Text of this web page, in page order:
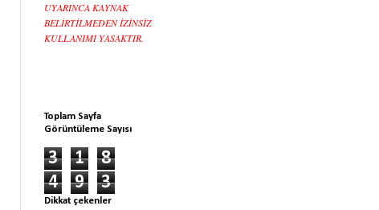
UYARINCA KAYNAK
BELİRTİLMEDEN İZİNSİZ
KULLANIMI YASAKTIR.
Toplam Sayfa
Görüntüleme Sayısı
3 1
8
4
9 3
Dikkat çekenler